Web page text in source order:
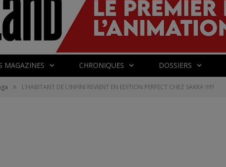
MAGAZINES CHRONIQUES DOSSIERS
» L’HABITANT DE L’INFINI REVIENT EN EDITION PERFECT CHEZ SAKKA !!!!!!